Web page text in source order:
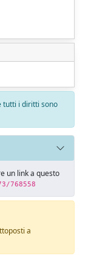
tutti i diritti sono
un link a questo
768558
a